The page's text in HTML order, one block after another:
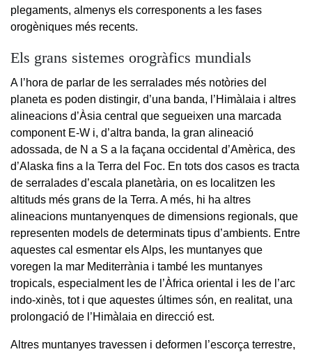
plegaments, almenys els corresponents a les fases
orogèniques més recents.
Els grans sistemes orogràfics mundials
A l’hora de parlar de les serralades més notòries del
planeta es poden distingir, d’una banda, l’Himàlaia i altres
alineacions d’Àsia central que segueixen una marcada
component E-W i, d’altra banda, la gran alineació
adossada, de N a S a la façana occidental d’Amèrica, des
d’Alaska fins a la Terra del Foc. En tots dos casos es tracta
de serralades d’escala planetària, on es localitzen les
altituds més grans de la Terra. A més, hi ha altres
alineacions muntanyenques de dimensions regionals, que
representen models de determinats tipus d’ambients. Entre
aquestes cal esmentar els Alps, les muntanyes que
voregen la mar Mediterrània i també les muntanyes
tropicals, especialment les de l’Àfrica oriental i les de l’arc
indo-xinès, tot i que aquestes últimes són, en realitat, una
prolongació de l’Himàlaia en direcció est.
Altres muntanyes travessen i deformen l’escorça terrestre,